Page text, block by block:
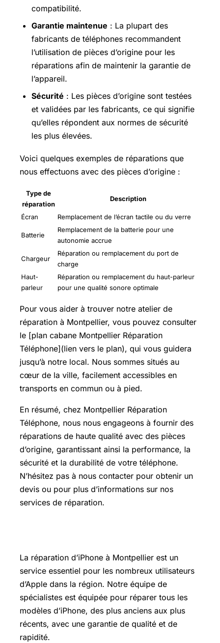
compatibilité.
Garantie maintenue : La plupart des
fabricants de téléphones recommandent
l’utilisation de pièces d’origine pour les
réparations afin de maintenir la garantie de
l’appareil.
Sécurité : Les pièces d’origine sont testées
et validées par les fabricants, ce qui signifie
qu’elles répondent aux normes de sécurité
les plus élevées.
Voici quelques exemples de réparations que
nous effectuons avec des pièces d’origine :
Type de
réparation
Description
Écran Remplacement de l’écran tactile ou du verre
Batterie
Remplacement de la batterie pour une
autonomie accrue
Chargeur
Réparation ou remplacement du port de
charge
Haut-
parleur
Réparation ou remplacement du haut-parleur
pour une qualité sonore optimale
Pour vous aider à trouver notre atelier de
réparation à Montpellier, vous pouvez consulter
le [plan cabane Montpellier Réparation
Téléphone](lien vers le plan), qui vous guidera
jusqu’à notre local. Nous sommes situés au
cœur de la ville, facilement accessibles en
transports en commun ou à pied.
En résumé, chez Montpellier Réparation
Téléphone, nous nous engageons à fournir des
réparations de haute qualité avec des pièces
d’origine, garantissant ainsi la performance, la
sécurité et la durabilité de votre téléphone.
N’hésitez pas à nous contacter pour obtenir un
devis ou pour plus d’informations sur nos
services de réparation.
La réparation d’iPhone à Montpellier est un
service essentiel pour les nombreux utilisateurs
d’Apple dans la région. Notre équipe de
spécialistes est équipée pour réparer tous les
modèles d’iPhone, des plus anciens aux plus
récents, avec une garantie de qualité et de
rapidité.